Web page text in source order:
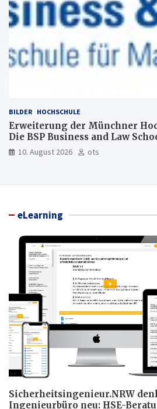
BILDER HOCHSCHULE
Erweiterung der Münchner
Die BSP Business and Law
Maxvorstadt
10. August 2026 ots
eLearning
Sicherheitsingenieur.NRW
Ingenieurbüro neu: HSE-